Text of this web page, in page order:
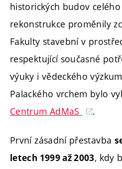
historických budov
rekonstrukce proměnily
Fakulty stavební v
respektující současné
výuky i vědeckého
Palackého vrchem bylo
Centrum AdMaS
.
První zásadní přestavba
letech 1999 až 2003, kdy